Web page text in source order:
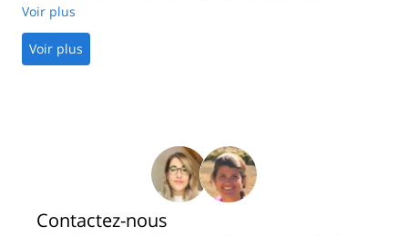
experienced for his work. Highly recommend the experience
Voir plus
Voir plus
Contactez-nous